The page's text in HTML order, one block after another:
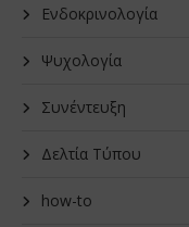
Ενδοκρινολογία
Ψυχολογία
Συνέντευξη
Δελτία Τύπου
how-to